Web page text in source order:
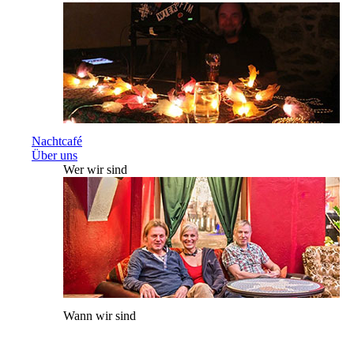
Nachtcafé
Über uns
Wer wir sind
Wann wir sind